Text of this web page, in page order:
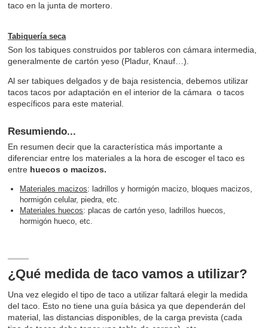
taco en la junta de mortero.
Tabiquería seca
Son los tabiques construidos por tableros con cámara intermedia,
generalmente de cartón yeso (Pladur, Knauf…).
Al ser tabiques delgados y de baja resistencia, debemos utilizar
tacos tacos por adaptación en el interior de la cámara o tacos
específicos para este material.
Resumiendo...
En resumen decir que la característica más importante a
diferenciar entre los materiales a la hora de escoger el taco es
entre huecos o macizos.
Materiales macizos: ladrillos y hormigón macizo, bloques macizos,
hormigón celular, piedra, etc.
Materiales huecos: placas de cartón yeso, ladrillos huecos,
hormigón hueco, etc.
¿Qué medida de taco vamos a utilizar?
Una vez elegido el tipo de taco a utilizar faltará elegir la medida
del taco. Esto no tiene una guía básica ya que dependerán del
material, las distancias disponibles, de la carga prevista (cada